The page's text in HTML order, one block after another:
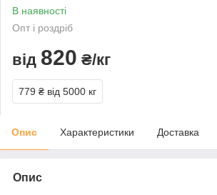
В наявності
Опт і роздріб
від 820 ₴/кг
779 ₴ від 5000 кг
Опис Характеристики Доставка
Опис